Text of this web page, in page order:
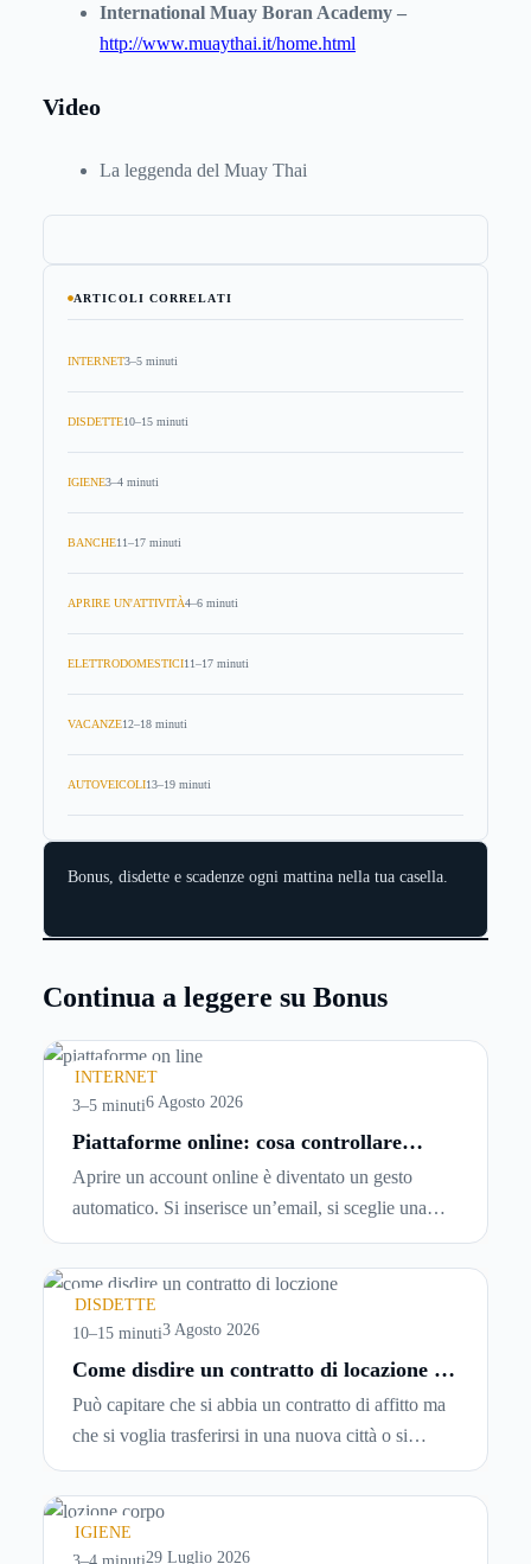
International Muay Boran Academy –
http://www.muaythai.it/home.html
Video
La leggenda del Muay Thai
ARTICOLI CORRELATI
INTERNET3–5 minuti
DISDETTE10–15 minuti
IGIENE3–4 minuti
BANCHE11–17 minuti
APRIRE UN'ATTIVITÀ4–6 minuti
ELETTRODOMESTICI11–17 minuti
VACANZE12–18 minuti
AUTOVEICOLI13–19 minuti
Bonus, disdette e scadenze ogni mattina nella tua casella.
Continua a leggere su Bonus
INTERNET
3–5 minuti6 Agosto 2026
Piattaforme online: cosa controllare
prima di iscriversi e usare servizi in
tempo reale
Aprire un account online è diventato un gesto
automatico. Si inserisce un’email, si sceglie una
password, si accetta una serie di condizioni senza
leggerle davvero. Tutto avviene in pochi minuti,
spesso senza che ci si fermi a capire dove si sta
entrando.
DISDETTE
10–15 minuti3 Agosto 2026
Come disdire un contratto di locazione in
modo corretto ed efficace
Può capitare che si abbia un contratto di affitto ma
che si voglia trasferirsi in una nuova città o si
abbiano problemi a pagare il canone, per cui si
comincia a cercare un’altra abitazione: è legittimo
chiedersi se è possibile
locazioneprima che scada. In questa guida
IGIENE
29 Luglio 2026